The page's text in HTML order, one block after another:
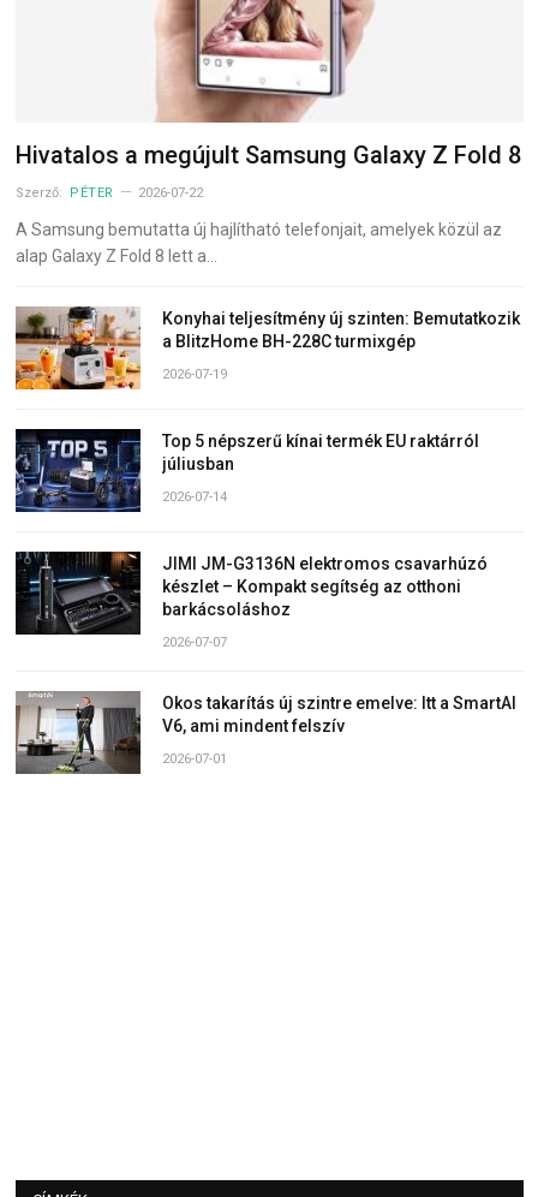
Hivatalos a megújult Samsung Galaxy Z Fold 8
Szerző: PÉTER 2026-07-22
A Samsung bemutatta új hajlítható telefonjait, amelyek közül az
alap Galaxy Z Fold 8 lett a…
Konyhai teljesítmény új szinten: Bemutatkozik
a BlitzHome BH-228C turmixgép
2026-07-19
Top 5 népszerű kínai termék EU raktárról
júliusban
2026-07-14
JIMI JM-G3136N elektromos csavarhúzó
készlet – Kompakt segítség az otthoni
barkácsoláshoz
2026-07-07
Okos takarítás új szintre emelve: Itt a SmartAI
V6, ami mindent felszív
2026-07-01